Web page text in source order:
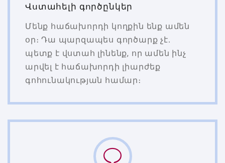
Վստահելի գործընկեր
Մենք հաճախորդի կողքին ենք ամեն
օր։ Դա պարզապես գործարք չէ․
պետք է վստահ լինենք, որ ամեն ինչ
արվել է հաճախորդի լիարժեք
գոհունակության համար։